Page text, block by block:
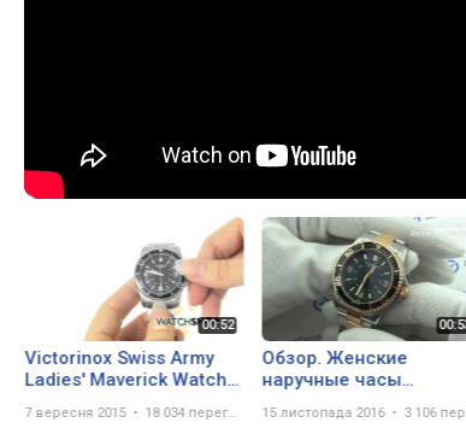
Victorinox Swiss Army
Ladies' Maverick Watch
7 вересня 2015 18 034 перегляда
Обзор. Женские
наручные часы
15 листопада 2016 3 106 переглядів